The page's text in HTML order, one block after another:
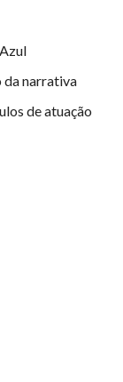
da narrativa
de atuação